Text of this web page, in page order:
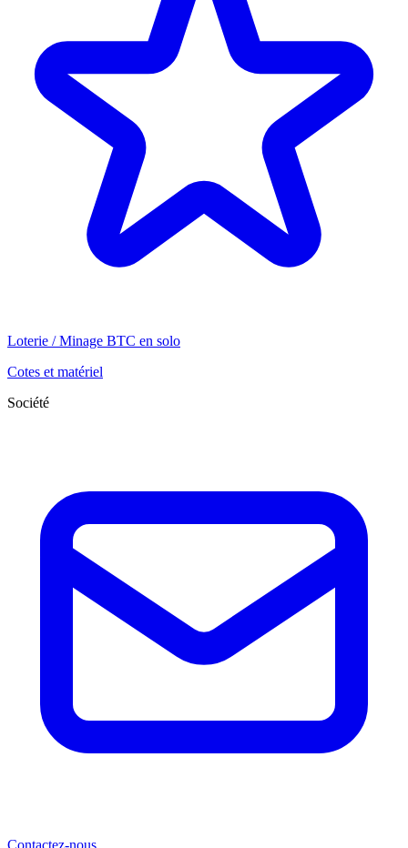
Loterie / Minage BTC en solo
Cotes et matériel
Société
Contactez-nous